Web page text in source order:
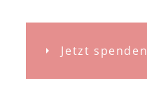
Jetzt spenden